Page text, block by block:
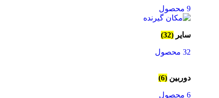
9 محصول
سایر (32)
32 محصول
دوربین (6)
6 محصول